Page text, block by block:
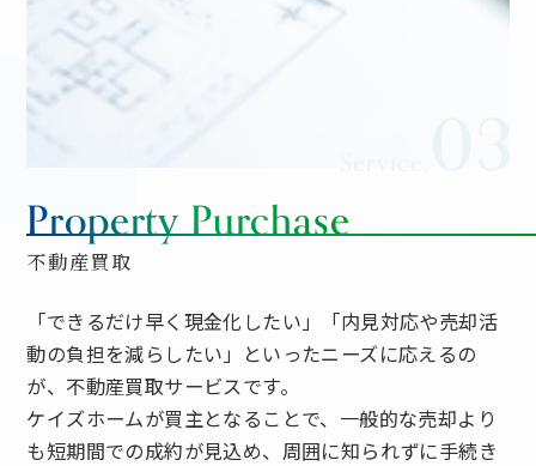
Property Purchase
不動産買取
「できるだけ早く現金化したい」「内見対応や売却活
動の負担を減らしたい」といったニーズに応えるの
が、不動産買取サービスです。
ケイズホームが買主となることで、一般的な売却より
も短期間での成約が見込め、周囲に知られずに手続き